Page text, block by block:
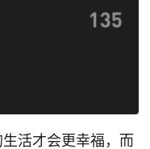
活才会更幸福，而